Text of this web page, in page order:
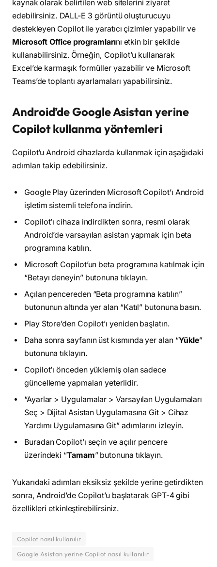
kaynak olarak belirtilen web sitelerini ziyaret
edebilirsiniz. DALL-E 3 görüntü oluşturucuyu
destekleyen Copilot ile yaratıcı çizimler yapabilir ve
Microsoft Office programlarını etkin bir şekilde
kullanabilirsiniz. Örneğin, Copilot’u kullanarak
Excel’de karmaşık formüller yazabilir ve Microsoft
Teams’de toplantı ayarlamaları yapabilirsiniz.
Android’de Google Asistan yerine
Copilot kullanma yöntemleri
Copilot’u Android cihazlarda kullanmak için aşağıdaki
adımları takip edebilirsiniz.
Google Play üzerinden Microsoft Copilot’ı Android
işletim sistemli telefona indirin.
Copilot’ı cihaza indirdikten sonra, resmi olarak
Android’de varsayılan asistan yapmak için beta
programına katılın.
Microsoft Copilot’un beta programına katılmak için
“Betayı deneyin” butonuna tıklayın.
Açılan pencereden “Beta programına katılın”
butonunun altında yer alan “Katıl” butonuna basın.
Play Store’den Copilot’ı yeniden başlatın.
Daha sonra sayfanın üst kısmında yer alan “Yükle”
butonuna tıklayın.
Copilot’ı önceden yüklemiş olan sadece
güncelleme yapmaları yeterlidir.
“Ayarlar > Uygulamalar > Varsayılan Uygulamaları
Seç > Dijital Asistan Uygulamasına Git > Cihaz
Yardımı Uygulamasına Git” adımlarını izleyin.
Buradan Copilot’ı seçin ve açılır pencere
üzerindeki “Tamam” butonuna tıklayın.
Yukarıdaki adımları eksiksiz şekilde yerine getirdikten
sonra, Android’de Copilot’u başlatarak GPT-4 gibi
özellikleri etkinleştirebilirsiniz.
Copilot nasıl kullanılır
Google Asistan yerine Copilot nasıl kullanılır